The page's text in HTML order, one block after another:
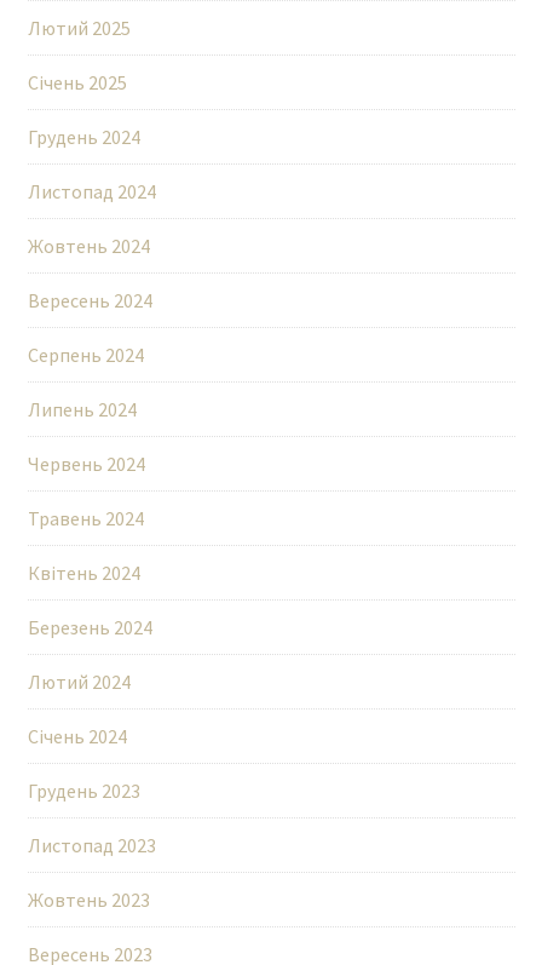
Лютий 2025
Січень 2025
Грудень 2024
Листопад 2024
Жовтень 2024
Вересень 2024
Серпень 2024
Липень 2024
Червень 2024
Травень 2024
Квітень 2024
Березень 2024
Лютий 2024
Січень 2024
Грудень 2023
Листопад 2023
Жовтень 2023
Вересень 2023